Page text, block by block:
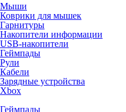
Мыши
Коврики для мышек
Гарнитуры
Накопители информации
USB-накопители
Геймпады
Рули
Кабели
Зарядные устройства
Xbox
Геймпады